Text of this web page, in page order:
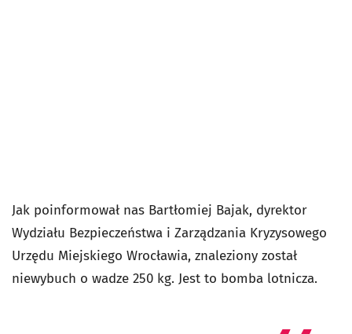
Jak poinformował nas Bartłomiej Bajak, dyrektor
Wydziału Bezpieczeństwa i Zarządzania Kryzysowego
Urzędu Miejskiego Wrocławia, znaleziony został
niewybuch o wadze 250 kg. Jest to bomba lotnicza.